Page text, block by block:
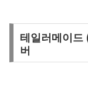
테일러메이
버